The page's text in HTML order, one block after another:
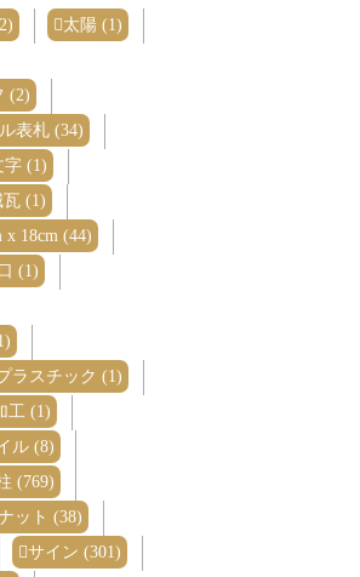
太陽 (1)
(2)
表札 (34)
字 (1)
(1)
x 18cm (44)
(1)
ラスチック (1)
工 (1)
ル (8)
(769)
ット (38)
サイン (301)